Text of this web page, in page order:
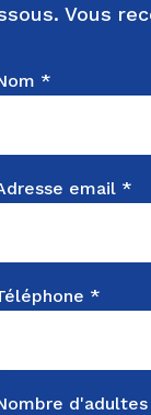
Vous
*
email *
*